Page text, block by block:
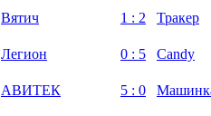
Вятич 1 : 2
Тракер
Легион 0 : 5
Candy
АВИТЕК 5 : 0